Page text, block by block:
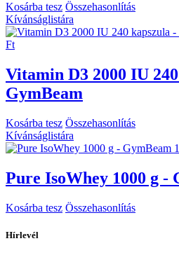
Kosárba tesz Összehasonlítás
Kívánságlistára
Ft
Vitamin D3 2000 IU
GymBeam
Kosárba tesz Összehasonlítás
Kívánságlistára
Pure IsoWhey 1000 g -
Kosárba tesz Összehasonlítás
Hírlevél